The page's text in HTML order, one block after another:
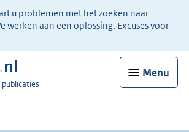
u problemen met het zoeken naar
werken aan een oplossing. Excuses voor
Menu